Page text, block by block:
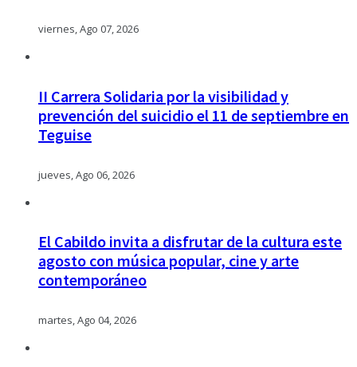
viernes, Ago 07, 2026
II Carrera Solidaria por la visibilidad y
prevención del suicidio el 11 de septiembre en
Teguise
jueves, Ago 06, 2026
El Cabildo invita a disfrutar de la cultura este
agosto con música popular, cine y arte
contemporáneo
martes, Ago 04, 2026